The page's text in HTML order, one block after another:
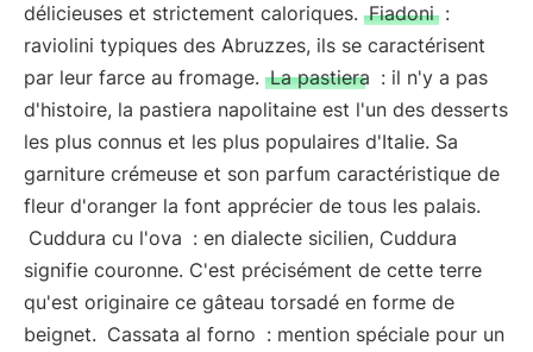
délicieuses et strictement caloriques. Fiadoni :
raviolini typiques des Abruzzes, ils se caractérisent
par leur farce au fromage. La pastiera : il n'y a pas
d'histoire, la pastiera napolitaine est l'un des desserts
les plus connus et les plus populaires d'Italie. Sa
garniture crémeuse et son parfum caractéristique de
fleur d'oranger la font apprécier de tous les palais.
Cuddura cu l'ova : en dialecte sicilien, Cuddura
signifie couronne. C'est précisément de cette terre
qu'est originaire ce gâteau torsadé en forme de
beignet. Cassata al forno : mention spéciale pour un